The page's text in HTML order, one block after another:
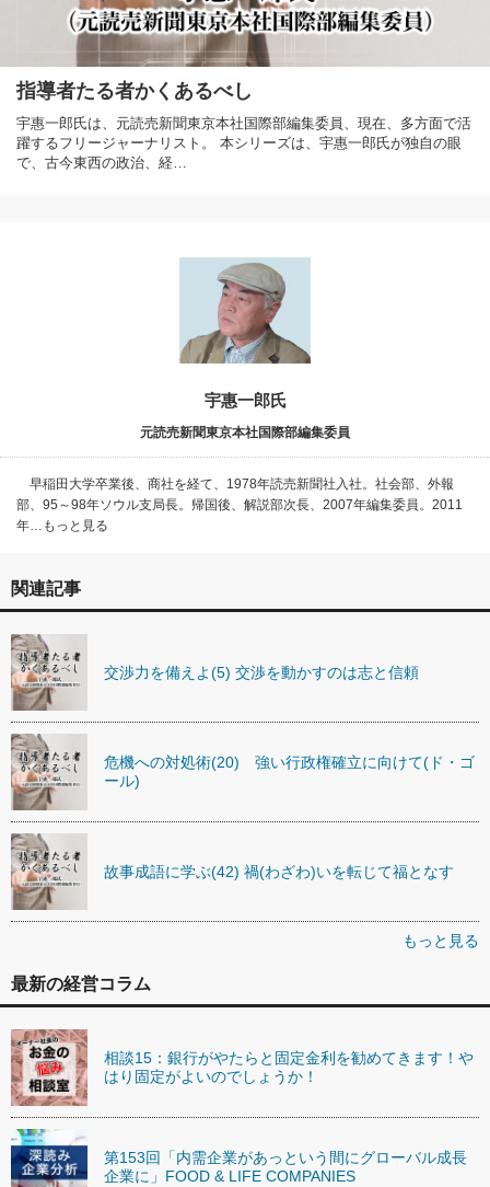
指導者たる者かくあるべし
宇惠一郎氏は、元読売新聞東京本社国際部編集委員、現在、多方面で活
躍するフリージャーナリスト。 本シリーズは、宇惠一郎氏が独自の眼
で、古今東西の政治、経…
宇惠一郎氏
元読売新聞東京本社国際部編集委員
早稲田大学卒業後、商社を経て、1978年読売新聞社入社。社会部、外報
部、95～98年ソウル支局長。帰国後、解説部次長、2007年編集委員。2011
年…もっと見る
関連記事
交渉力を備えよ(5) 交渉を動かすのは志と信頼
危機への対処術(20) 強い行政権確立に向けて(ド・ゴ
ール)
故事成語に学ぶ(42) 禍(わざわ)いを転じて福となす
もっと見る
最新の経営コラム
相談15：銀行がやたらと固定金利を勧めてきます！や
はり固定がよいのでしょうか！
第153回「内需企業があっという間にグローバル成長
企業に」FOOD & LIFE COMPANIES